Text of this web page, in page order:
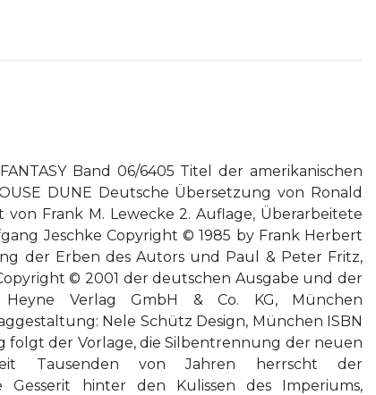
Band 06/6405 Titel der amerikanischen
DUNE Deutsche Übersetzung von Ronald
von Frank M. Lewecke 2. Auflage, Überarbeitete
Jeschke Copyright © 1985 by Frank Herbert
der Erben des Autors und Paul & Peter Fritz,
© 2001 der deutschen Ausgabe und der
Verlag GmbH & Co. KG, München
Nele Schütz Design, München ISBN
folgt der Vorlage, die Silbentrennung der neuen
Tausenden von Jahren herrscht der
Gesserit hinter den Kulissen des Imperiums,